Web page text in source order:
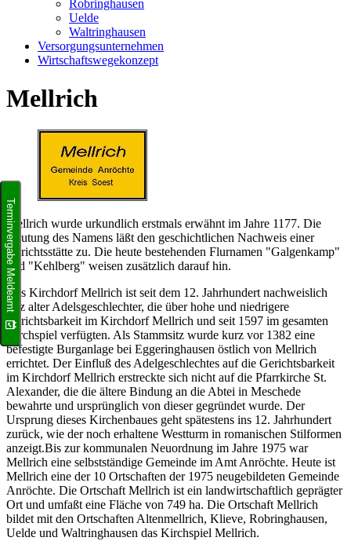
Robringhausen
Uelde
Waltringhausen
Versorgungsunternehmen
Wirtschaftswegekonzept
Mellrich
Mellrich wurde urkundlich erstmals erwähnt im Jahre 1177. Die
Deutung des Namens läßt den geschichtlichen Nachweis einer
Gerichtsstätte zu. Die heute bestehenden Flurnamen "Galgenkamp"
und "Kehlberg" weisen zusätzlich darauf hin.
Das Kirchdorf Mellrich ist seit dem 12. Jahrhundert nachweislich
Sitz alter Adelsgeschlechter, die über hohe und niedrigere
Gerichtsbarkeit im Kirchdorf Mellrich und seit 1597 im gesamten
Kirchspiel verfügten. Als Stammsitz wurde kurz vor 1382 eine
befestigte Burganlage bei Eggeringhausen östlich von Mellrich
errichtet. Der Einfluß des Adelgeschlechtes auf die Gerichtsbarkeit
im Kirchdorf Mellrich erstreckte sich nicht auf die Pfarrkirche St.
Alexander, die die ältere Bindung an die Abtei in Meschede
bewahrte und ursprünglich von dieser gegründet wurde. Der
Ursprung dieses Kirchenbaues geht spätestens ins 12. Jahrhundert
zurück, wie der noch erhaltene Westturm in romanischen Stilformen
anzeigt.Bis zur kommunalen Neuordnung im Jahre 1975 war
Mellrich eine selbstständige Gemeinde im Amt Anröchte. Heute ist
Mellrich eine der 10 Ortschaften der 1975 neugebildeten Gemeinde
Anröchte. Die Ortschaft Mellrich ist ein landwirtschaftlich geprägter
Ort und umfaßt eine Fläche von 749 ha. Die Ortschaft Mellrich
bildet mit den Ortschaften Altenmellrich, Klieve, Robringhausen,
Uelde und Waltringhausen das Kirchspiel Mellrich.
Terminvergabe Meldeamt